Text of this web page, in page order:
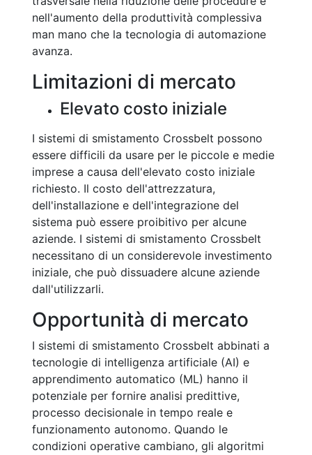
nell'aumento della produttività complessiva
man mano che la tecnologia di automazione
avanza.
Limitazioni di mercato
Elevato costo iniziale
I sistemi di smistamento Crossbelt possono
essere difficili da usare per le piccole e medie
imprese a causa dell'elevato costo iniziale
richiesto. Il costo dell'attrezzatura,
dell'installazione e dell'integrazione del
sistema può essere proibitivo per alcune
aziende. I sistemi di smistamento Crossbelt
necessitano di un considerevole investimento
iniziale, che può dissuadere alcune aziende
dall'utilizzarli.
Opportunità di mercato
I sistemi di smistamento Crossbelt abbinati a
tecnologie di intelligenza artificiale (AI) e
apprendimento automatico (ML) hanno il
potenziale per fornire analisi predittive,
processo decisionale in tempo reale e
funzionamento autonomo. Quando le
condizioni operative cambiano, gli algoritmi